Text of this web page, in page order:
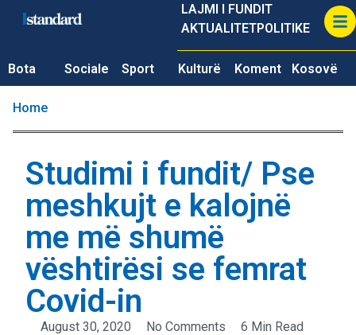
LAJMI I FUNDIT
AKTUALITETPOLITIKE
Bota Sociale Sport Kulturë Koment Kosovë
Home
Studimi i fundit/ Pse
meshkujt e kalojnë
me më shumë
vështirësi se femrat
Covid-in
August 30, 2020 No Comments
6 Min Read